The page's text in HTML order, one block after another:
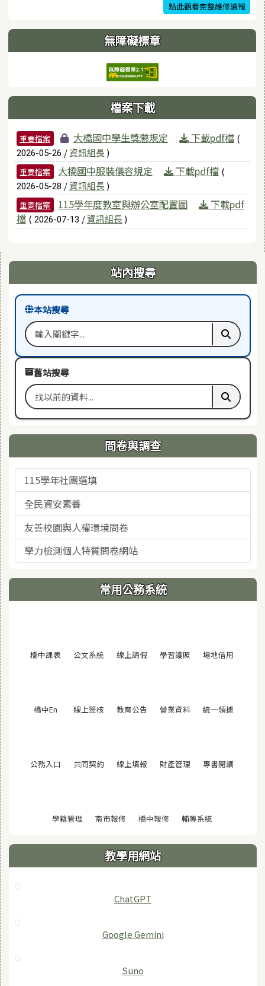
點此觀看完整維修通報
無障礙標章
檔案下載
檔案列表
重要檔案 大橋國中學生獎懲規定 下載pdf檔 (
2026-05-26 /資訊組長 )
重要檔案 大橋國中服裝儀容規定 下載pdf檔 (
2026-05-28 /資訊組長 )
重要檔案 115學年度教室與辦公室配置圖
下載pdf
檔 ( 2026-07-13 /資訊組長 )
右邊區域內容 站內搜尋
本站搜尋
搜尋關鍵字 執行本
舊站搜尋
搜尋舊站關鍵字 執行舊
問卷與調查
115學年社團選填
全民資安素養
友善校園與人權環境問卷
學力檢測個人特質問卷網站
常用公務系統
橋中課表 (另開視窗)
公文系統 (另開視窗)
線上請假 (另開視窗)
學習護照 (另開視窗)
場地借用
橋中En (另開視窗)
線上簽核 (另開視窗)
教育公告 (另開視窗)
營業資料(另開視窗)
統一領據
公務入口 (另開視窗)
共同契約(另開視窗)
線上填報 (另開視窗)
財產管理 (另開視窗)
專書閱讀
學籍管理(另開視窗)
南市報修(另開視窗)
橋中報修(另開視窗)
輔導系統(另開視窗)
教學用網站
ChatGPT
‎Google Gemini
Suno